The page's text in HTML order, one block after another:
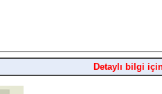
Detaylı bilgi